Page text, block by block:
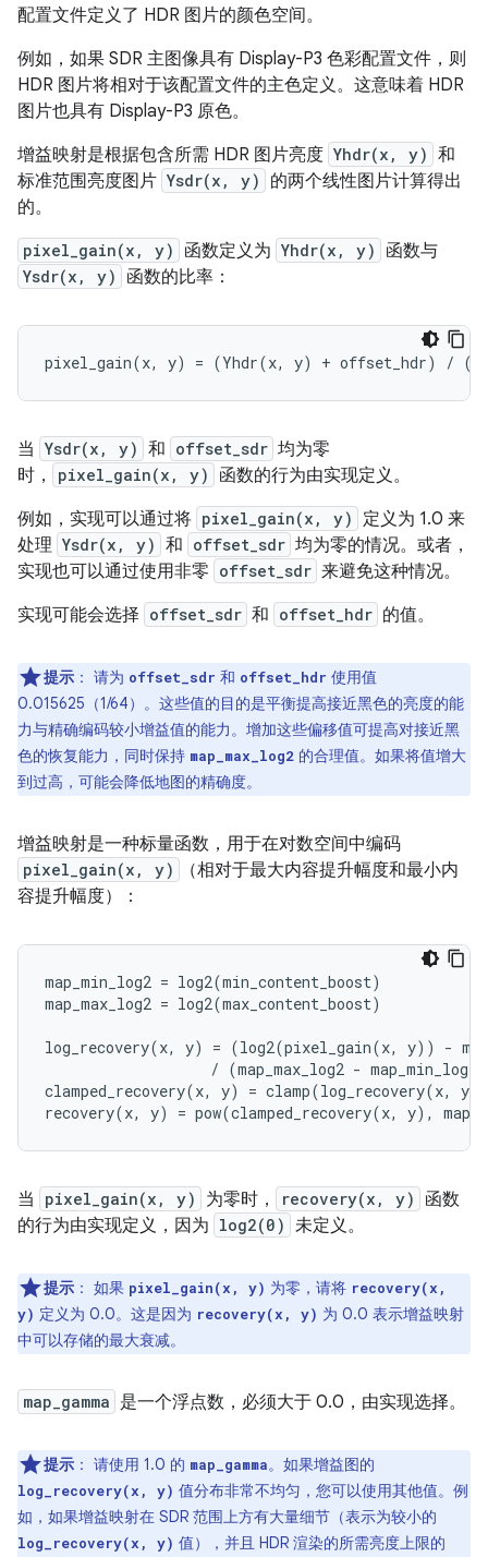
配置文件定义了 HDR 图片的颜色空间。
例如，如果 SDR 主图像具有 Display-P3 色彩配置文件，则
HDR 图片将相对于该配置文件的主色定义。这意味着 HDR
图片也具有 Display-P3 原色。
增益映射是根据包含所需 HDR 图片亮度 Yhdr(x, y) 和
标准范围亮度图片 Ysdr(x, y)
的两个线性图片计算得出
的。
pixel_gain(x, y) 函数定义为 Yhdr(x, y) 函数与
Ysdr(x, y) 函数的比率：
当 Ysdr(x, y) 和 offset_sdr 均为零
时，
pixel_gain(x, y)
函数的行为由实现定义。
例如，实现可以通过将 pixel_gain(x, y)
定义为 1.0 来
处理 Ysdr(x, y) 和 offset_sdr 均为零的情况。或者，
实现也可以通过使用非零 offset_sdr 来避免这种情况。
实现可能会选择 offset_sdr 和 offset_hdr 的值。
提示 ： 请为 offset_sdr 和 offset_hdr 使用值
0.015625（1/64）。这些值的目的是平衡提高接近黑色的亮度的能
力与精确编码较小增益值的能力。增加这些偏移值可提高对接近黑
色的恢复能力，同时保持 map_max_log2 的合理值。如果将值增大
到过高，可能会降低地图的精确度。
增益映射是一种标量函数，用于在对数空间中编码
pixel_gain(x, y)
（相对于最大内容提升幅度和最小内
容提升幅度）：
map_min_log2 = log2(min_content_boost)
map_max_log2 = log2(max_content_boost)
log_recovery(x, y) = (log2(pixel_gain(x, y)) -
                   / (map_max_log2 - map_min_log2)
clamped_recovery(x, y) = clamp(log_recovery(x,
当 pixel_gain(x, y) 为零时， recovery(x, y)
函数
的行为由实现定义，因为 log2(0) 未定义。
提示 ： 如果 pixel_gain(x, y) 为零，请将 recovery(x,
y) 定义为 0.0。这是因为 recovery(x, y) 为 0.0 表示增益映射
中可以存储的最大衰减。
map_gamma 是一个浮点数，必须大于 0.0，由实现选择。
提示 ： 请使用 1.0 的 map_gamma。如果增益图的
log_recovery(x, y) 值分布非常不均匀，您可以使用其他值。例
如，如果增益映射在 SDR 范围上方有大量细节（表示为较小的
log_recovery(x, y) 值），并且 HDR 渲染的所需亮度上限的